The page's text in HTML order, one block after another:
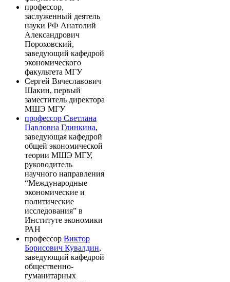
профессор,
заслуженный деятель
науки РФ Анатолий
Александрович
Пороховский,
заведующий кафедрой
экономического
факультета МГУ
Сергей Вячеславович
Шакин, первый
заместитель директора
МШЭ МГУ
профессор Светлана
Павловна Глинкина,
заведующая кафедрой
общей экономической
теории МШЭ МГУ,
руководитель
научного направления
“Международные
экономические и
политические
исследования” в
Институте экономики
РАН
профессор Виктор
Борисович Кувалдин,
заведующий кафедрой
общественно-
гуманитарных